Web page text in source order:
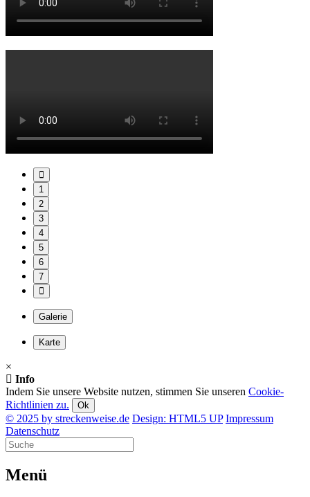
1
2
3
4
5
6
7
Galerie
Karte
×
Info
Indem Sie unsere Website nutzen, stimmen Sie unseren Cookie-
Richtlinien zu.
Ok
© 2025 by streckenweise.de Design: HTML5 UP Impressum
Datenschutz
Menü